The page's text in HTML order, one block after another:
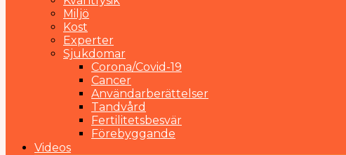
Miljö
Kost
Experter
Sjukdomar
Corona/Covid-19
Cancer
Användarberättelser
Tandvård
Fertilitetsbesvär
Förebyggande
Videos